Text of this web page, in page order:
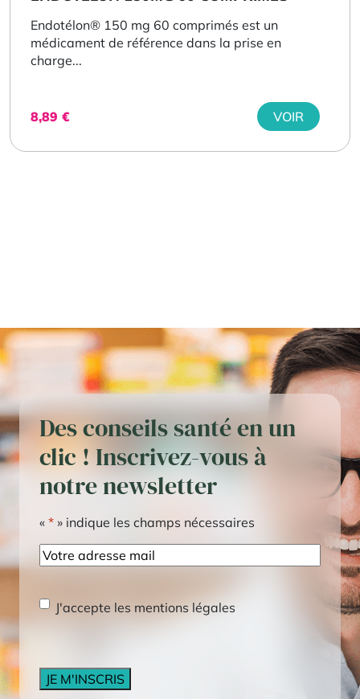
Endotélon® 150 mg 60 comprimés est un
médicament de référence dans la prise en
charge...
8,89 € VOIR
Des conseils santé en un
clic ! Inscrivez-vous à
notre newsletter
« * » indique les champs nécessaires
E-
mail
RGPD*
J'accepte les mentions légales